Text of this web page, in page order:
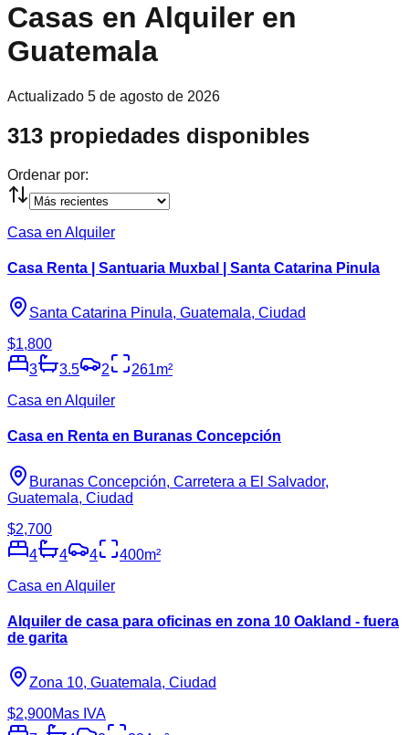
Casas en Alquiler en
Guatemala
Actualizado 5 de agosto de 2026
313 propiedades disponibles
Ordenar por:
Casa en Alquiler
Casa Renta | Santuaria Muxbal | Santa Catarina Pinula
Santa Catarina Pinula, Guatemala, Ciudad
$1,800
3
3.5 2 261m²
Casa en Alquiler
Casa en Renta en Buranas Concepción
Buranas Concepción, Carretera a El Salvador,
Guatemala, Ciudad
$2,700
4
4 4 400m²
Casa en Alquiler
Alquiler de casa para oficinas en zona 10 Oakland - fuera
de garita
Zona 10, Guatemala, Ciudad
$2,900Mas IVA